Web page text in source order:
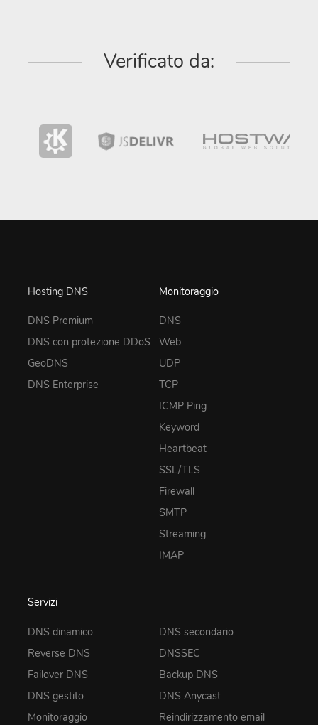
Verificato da:
Hosting DNS
DNS Premium
DNS con protezione DDoS
GeoDNS
DNS Enterprise
Monitoraggio
DNS
Web
UDP
TCP
ICMP Ping
Keyword
Heartbeat
SSL/TLS
Firewall
SMTP
Streaming
IMAP
Servizi
DNS dinamico
Reverse DNS
Failover DNS
DNS gestito
Monitoraggio
DNS secondario
DNSSEC
Backup DNS
DNS Anycast
Reindirizzamento email